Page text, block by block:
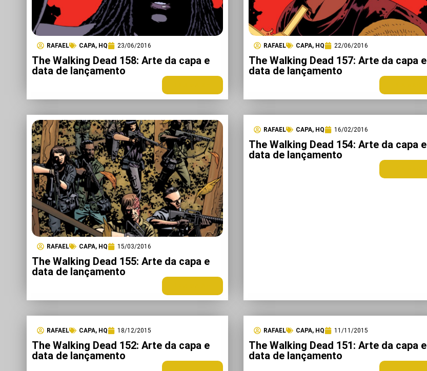
RAFAEL CAPA, HQ 23/06/2016
The Walking Dead 158: Arte da capa e
data de lançamento
RAFAEL CAPA, HQ 22/06/2016
The Walking Dead 157: Arte da capa e
data de lançamento
RAFAEL CAPA, HQ 15/03/2016
The Walking Dead 155: Arte da capa e
data de lançamento
RAFAEL CAPA, HQ 16/02/2016
The Walking Dead 154: Arte da capa e
data de lançamento
RAFAEL CAPA, HQ 18/12/2015
The Walking Dead 152: Arte da capa e
data de lançamento
RAFAEL CAPA, HQ 11/11/2015
The Walking Dead 151: Arte da capa e
data de lançamento